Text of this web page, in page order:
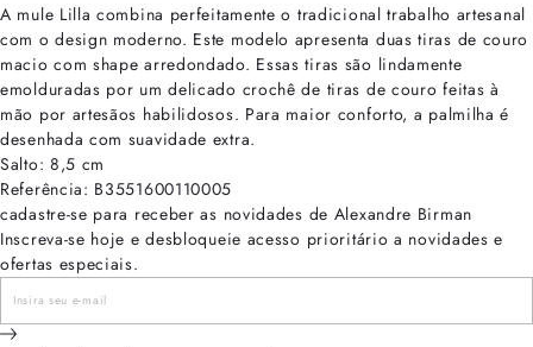
A mule Lilla combina perfeitamente o tradicional trabalho artesanal
com o design moderno. Este modelo apresenta duas tiras de couro
macio com shape arredondado. Essas tiras são lindamente
emolduradas por um delicado crochê de tiras de couro feitas à
mão por artesãos habilidosos. Para maior conforto, a palmilha é
desenhada com suavidade extra.
Salto: 8,5 cm
Referência: B3551600110005
cadastre-se para receber as novidades de Alexandre Birman
Inscreva-se hoje e desbloqueie acesso prioritário a novidades e
ofertas especiais.